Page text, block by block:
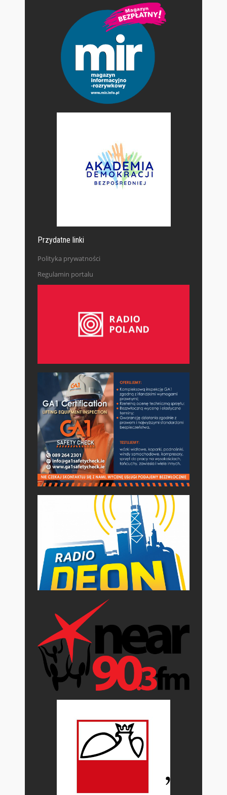
Przydatne linki
Polityka prywatności
Regulamin portalu